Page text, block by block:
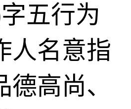
五行为
人名意指
高尚、